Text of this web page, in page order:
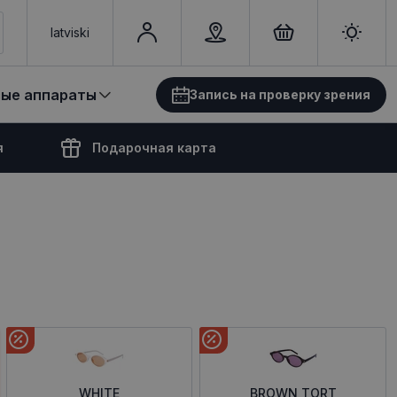
latviski
аппараты Запись на проверку зрения
Подарочная карта
WHITE BROWN TORT